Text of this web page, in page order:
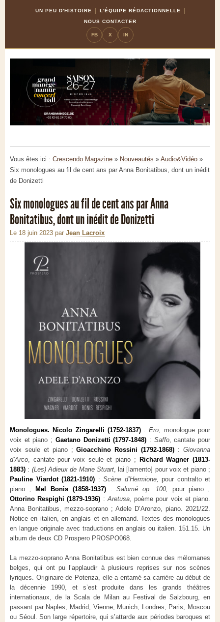
UN PEU D'HISTOIRE
L'ÉQUIPE RÉDACTIONNELLE
NOUS CONTACTER
FB X IN
Vous êtes ici : Crescendo Magazine » Nouveautés » Audio&Vidéo »
Six monologues au fil de cent ans par Anna Bonitatibus, dont un inédit
de Donizetti
Six monologues au fil de cent ans par Anna
Bonitatibus, dont un inédit de Donizetti
Le 18 juin 2023 par Jean Lacroix
Monologues. Nicolo Zingarelli (1752-1837) :Ero , monologue pour
voix et piano ; Gaetano Donizetti (1797-1848) : Saffo, cantate pour
voix seule et piano ;Gioacchino Rossini (1792-1868) :Giovanna
d’Arco , cantate pour voix seule et piano ; Richard Wagner (1813-
1883) : (Les) Adieux de Marie Stuart, lai [lamento] pour voix et piano ;
Pauline Viardot (1821-1910) : Scène d’Hermione, pour contralto et
piano ;Mel Bonis (1858-1937) :Salomé op. 100, pour piano ;
Ottorino Respighi (1879-1936) : Aretusa, poème pour voix et piano.
Anna Bonitatibus, mezzo-soprano ; Adele D’Aronzo, piano. 2021/22.
Notice en italien, en anglais et en allemand. Textes des monologues
en langue originale avec traductions en anglais ou italien. 151.15. Un
album de deux CD Prospero PROSPO068.
La mezzo-soprano Anna Bonitatibus est bien connue des mélomanes
belges, qui ont pu l’applaudir à plusieurs reprises sur nos scènes
lyriques. Originaire de Potenza, elle a entamé sa carrière au début de
la décennie 1990, et s’est produite dans les grands théâtres
internationaux, de la Scala de Milan au Festival de Salzbourg, en
passant par Naples, Madrid, Vienne, Munich, Londres, Paris, Moscou
ou Séoul. Son large répertoire, qui s’attarde aux périodes baroques et